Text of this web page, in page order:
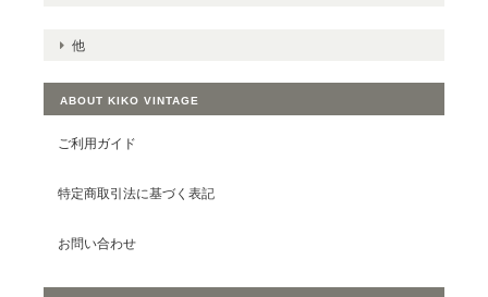
他
ABOUT KIKO VINTAGE
ご利用ガイド
特定商取引法に基づく表記
お問い合わせ